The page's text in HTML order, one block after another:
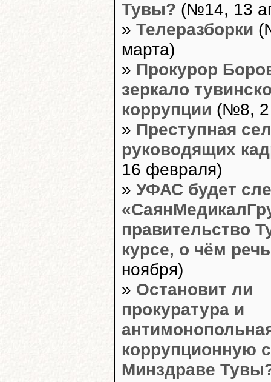
Тувы? (№14, 13
» Телеразборки
марта)
» Прокурор
зеркало
коррупции (№8, 2
» Преступная
руководящих
16 февраля)
» УФАС будет
правительство
курсе, о чём речь
ноября)
» Остановит ли
прокуратура и
коррупционную
Минздраве